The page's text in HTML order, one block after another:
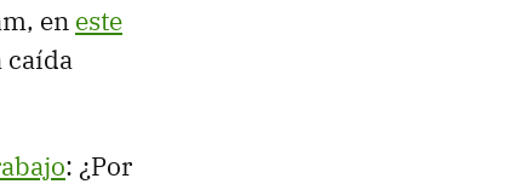
en este
caída
: ¿Por